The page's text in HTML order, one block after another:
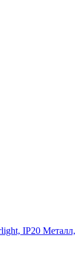
IP20 Металл,